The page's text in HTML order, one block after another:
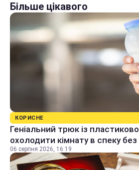
Більше цікавого
КОРИСНЕ
Геніальний трюк із
охолодити кімнату в спеку
06 серпня 2026, 16:19